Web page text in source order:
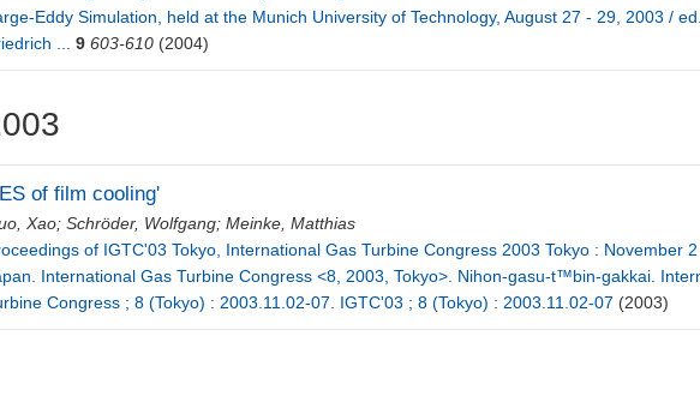
Eddy Simulation, held at the Munich University of Technology, August 27 - 29, 2003 /
...
9 603-610 (2004)
of film cooling'
Xao;Schröder, Wolfgang;Meinke, Matthias
of IGTC'03 Tokyo, International Gas Turbine Congress 2003 Tokyo : November 2
International Gas Turbine Congress <8, 2003, Tokyo>. Nihon-gasu-t™bin-gakkai.
Congress ; 8 (Tokyo) : 2003.11.02-07. IGTC'03 ; 8 (Tokyo) : 2003.11.02-07 (2003)